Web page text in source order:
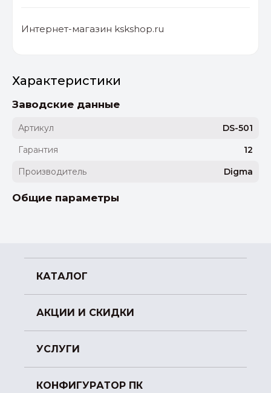
Интернет-магазин kskshop.ru
Характеристики
Заводские данные
Артикул
DS-501
Гарантия
12
Производитель
Digma
Общие параметры
КАТАЛОГ
АКЦИИ И СКИДКИ
УСЛУГИ
КОНФИГУРАТОР ПК